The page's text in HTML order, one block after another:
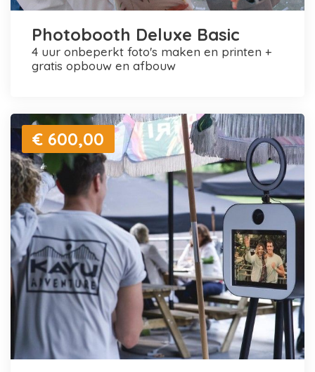
Photobooth Deluxe Basic
4 uur onbeperkt foto's maken en printen +
gratis opbouw en afbouw
€ 600,00